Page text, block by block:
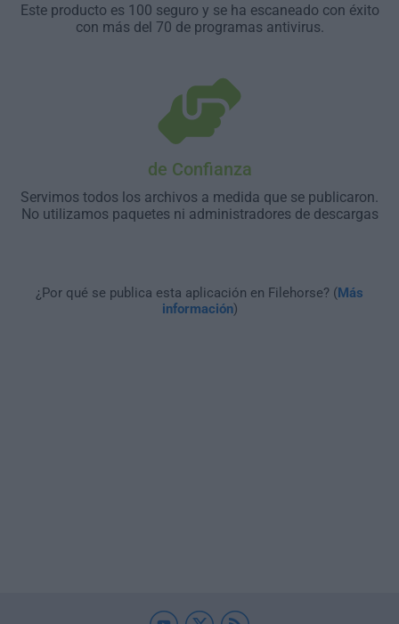
Este producto es 100 seguro y se ha escaneado con éxito
con más del 70 de programas antivirus.
de Confianza
Servimos todos los archivos a medida que se publicaron.
No utilizamos paquetes ni administradores de descargas
¿Por qué se publica esta aplicación en Filehorse? (Más
información)